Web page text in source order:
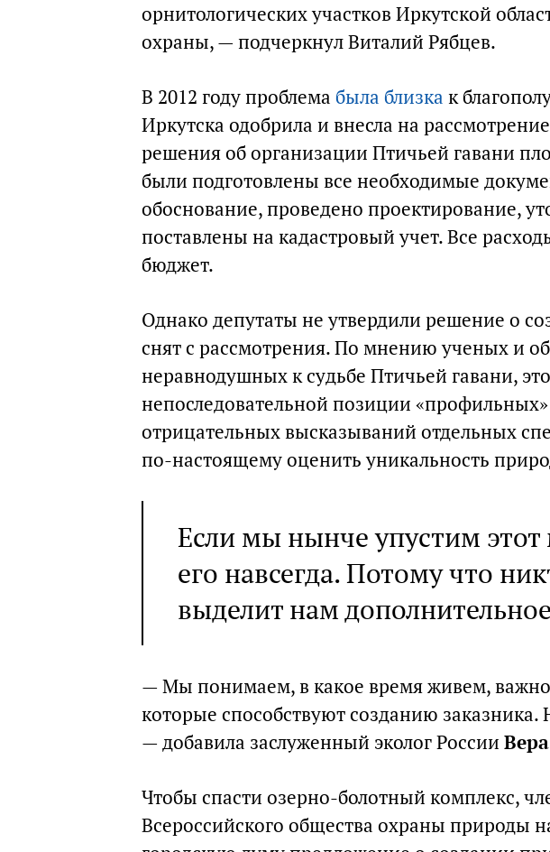
орнитологических участков Иркутской
охраны, — подчеркнул Виталий Рябцев.
В 2012 году проблема была близка к
Иркутска одобрила и внесла на
решения об организации Птичьей гавани
были подготовлены все необходимые
обоснование, проведено проектирование,
поставлены на кадастровый учет. Все
бюджет.
Однако депутаты не утвердили решение о
снят с рассмотрения. По мнению ученых и
неравнодушных к судьбе Птичьей гавани,
непоследовательной позиции
отрицательных высказываний отдельных
по-настоящему оценить уникальность
Если мы нынче упустим
его навсегда. Потому что
выделит нам
— Мы понимаем, в какое время живем,
которые способствуют созданию
— добавила заслуженный эколог России
Чтобы спасти озерно-болотный комплекс,
Всероссийского общества охраны природы